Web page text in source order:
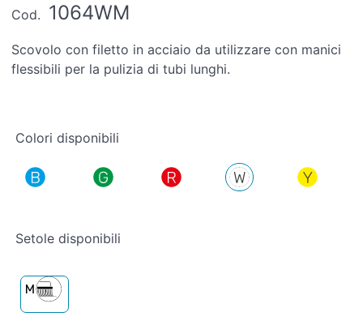
Cod. 1064WM
Scovolo con filetto in acciaio da utilizzare con manici
flessibili per la pulizia di tubi lunghi.
Colori disponibili
Setole disponibili